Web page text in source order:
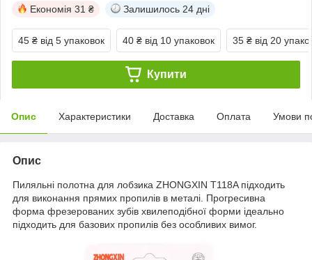
Економія 31 ₴ Залишилось 24 дні
45 ₴ від 5 упаковок 40 ₴ від 10 упаковок 35 ₴ від 20
Купити
Опис Характеристики Доставка Оплата Умови
Опис
Пиляльні полотна для лобзика ZHONGXIN T118A підходить
для виконання прямих пропилів в металі. Прогресивна
форма фрезерованих зубів хвилеподібної форми ідеально
підходить для базових пропилів без особливих вимог.